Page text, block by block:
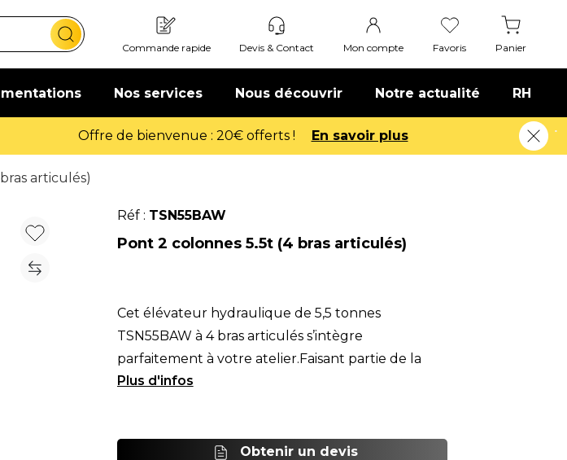
Commande rapide Devis & Contact Mon compte Favoris Panier
Nos services Nous découvrir Notre actualité RH
En savoir plus
articulés)
Réf : TSN55BAW
Pont 2 colonnes 5.5t (4 bras articulés)
Cet élévateur hydraulique de 5,5 tonnes
TSN55BAW à 4 bras articulés s’intègre
parfaitement à votre atelier.Faisant partie de la
gamme TSN, il combine
Obtenir un devis